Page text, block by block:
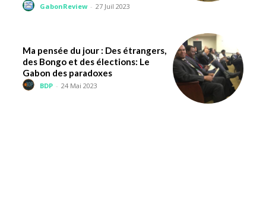
GabonReview - 27 Juil 2023
Ma pensée du jour : Des étrangers,
des Bongo et des élections: Le
Gabon des paradoxes
BDP - 24 Mai 2023